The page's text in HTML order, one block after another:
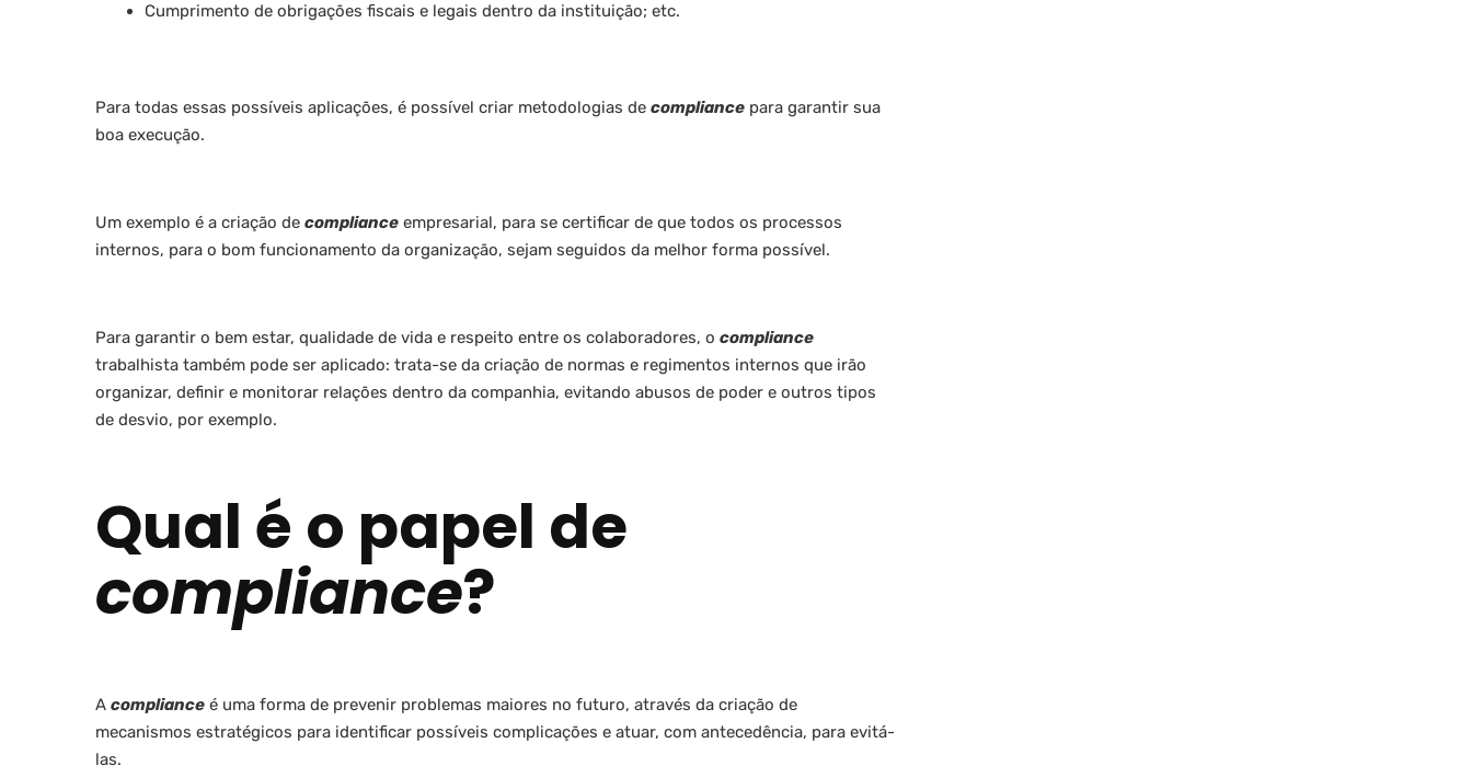
Cumprimento de obrigações fiscais e legais dentro da instituição; etc.
Para todas essas possíveis aplicações, é possível criar metodologias de compliance para garantir sua
boa execução.
Um exemplo é a criação de compliance empresarial, para se certificar de que todos os processos
internos, para o bom funcionamento da organização, sejam seguidos da melhor forma possível.
Para garantir o bem estar, qualidade de vida e respeito entre os colaboradores, o compliance
trabalhista também pode ser aplicado: trata-se da criação de normas e regimentos internos que irão
organizar, definir e monitorar relações dentro da companhia, evitando abusos de poder e outros tipos
de desvio, por exemplo.
Qual é o papel de
compliance?
A compliance é uma forma de prevenir problemas maiores no futuro, através da criação de
mecanismos estratégicos para identificar possíveis complicações e atuar, com antecedência, para evitá-
las.